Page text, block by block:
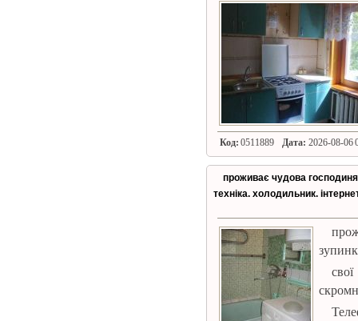
Код: 0511889 Дата: 2026-08-06
проживає чудова
техніка. холодильник.